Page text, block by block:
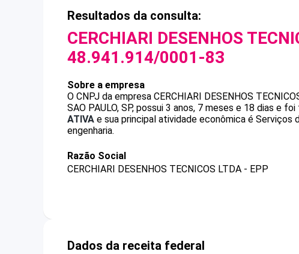
Resultados da consulta:
CERCHIARI DESENHOS
48.941.914/0001-83
Sobre a empresa
O CNPJ da empresa CERCHIARI DESENHOS
SAO PAULO, SP, possui 3 anos, 7 meses e 18 dias e
ATIVA e sua principal atividade econômica é
engenharia.
Razão Social
CERCHIARI DESENHOS TECNICOS LTDA - EPP
Dados da receita federal